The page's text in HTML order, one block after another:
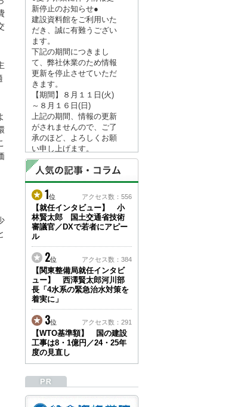
新停止のお知らせ●
建設資料館をご利用いた
だき、誠に有難うござい
ます。
下記の期間につきまし
て、弊社休業のため情報
更新を停止させていただ
きます。
【期間】８月１１日(火)
～８月１６日(日)
上記の期間、情報の更新
がされませんので、ご了
承のほど、よろしくお願
い申し上げます。
なお、情報は８月１７日
(月)より登録されます。
2026/04/23
●ゴールデンウィークに
伴う情報更新停止のお知
らせ(05/02～05/10)●
ユーザー各位
建設資料館をご利用いた
だき、誠に有難うござい
ます。
下記の期間につきまし
て、弊社休業のため情報
更新を停止させていただ
きます。
【期間】５月２日(土)～
５月１０日(日)
上記の期間、情報の更新
がされませんので、ご了
い申し上げます。
から通常通り運営いたし
1位 アクセス数：556
【就任インタビュー】 小
林賢太郎 国土交通省技術
審議官／DXで若者にアピー
ル
2位 アクセス数：384
【関東整備局就任インタビ
ュー】 西澤賢太郎河川部
長「4水系の緊急治水対策を
着実に」
3位 アクセス数：291
【WTO基準額】 国の建設
工事は8・1億円／24・25年
度の見直し